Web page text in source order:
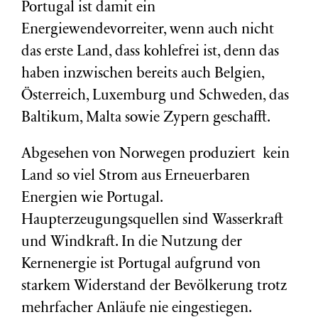
Portugal ist damit ein
Energiewendevorreiter, wenn auch nicht
das erste Land, dass kohlefrei ist, denn das
haben inzwischen bereits auch Belgien,
Österreich, Luxemburg und Schweden, das
Baltikum, Malta sowie Zypern geschafft.
Abgesehen von Norwegen produziert kein
Land so viel Strom aus Erneuerbaren
Energien wie Portugal.
Haupterzeugungsquellen sind Wasserkraft
und Windkraft. In die Nutzung der
Kernenergie ist Portugal aufgrund von
starkem Widerstand der Bevölkerung trotz
mehrfacher Anläufe nie eingestiegen.